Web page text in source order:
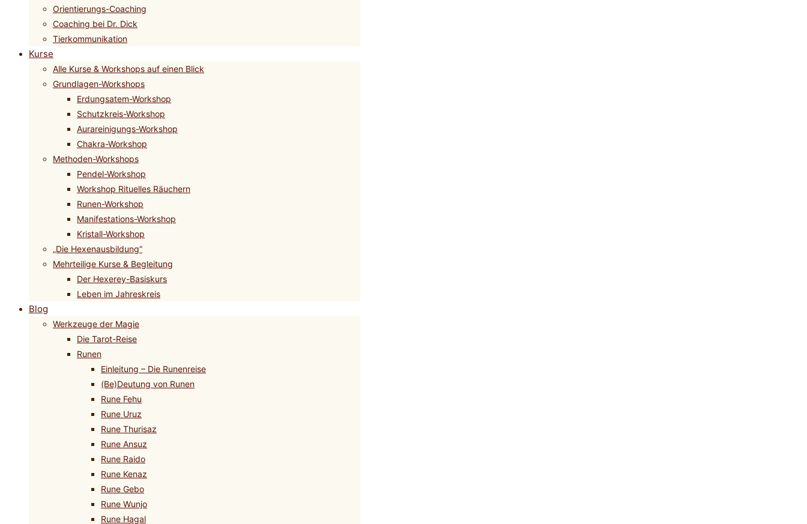
Orientierungs-Coaching
Coaching bei Dr. Dick
Tierkommunikation
Kurse
Alle Kurse & Workshops auf einen Blick
Grundlagen-Workshops
Erdungsatem-Workshop
Schutzkreis-Workshop
Aurareinigungs-Workshop
Chakra-Workshop
Methoden-Workshops
Pendel-Workshop
Workshop Rituelles Räuchern
Runen-Workshop
Manifestations-Workshop
Kristall-Workshop
„Die Hexenausbildung“
Mehrteilige Kurse & Begleitung
Der Hexerey-Basiskurs
Leben im Jahreskreis
Blog
Werkzeuge der Magie
Die Tarot-Reise
Runen
Einleitung – Die Runenreise
(Be)Deutung von Runen
Rune Fehu
Rune Uruz
Rune Thurisaz
Rune Ansuz
Rune Raido
Rune Kenaz
Rune Gebo
Rune Wunjo
Rune Hagal